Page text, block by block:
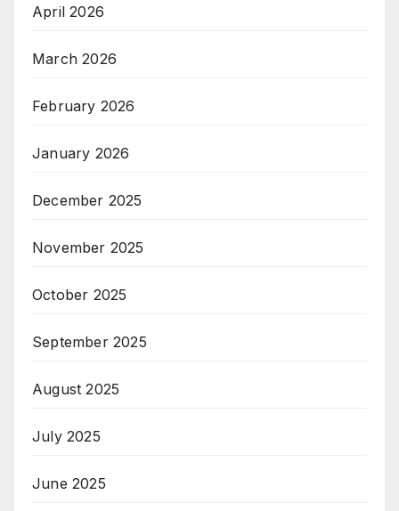
April 2026
March 2026
February 2026
January 2026
December 2025
November 2025
October 2025
September 2025
August 2025
July 2025
June 2025